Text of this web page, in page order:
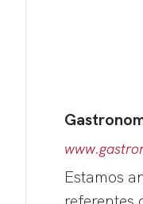
Estamos